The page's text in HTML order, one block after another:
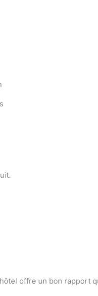
offre un bon rapport